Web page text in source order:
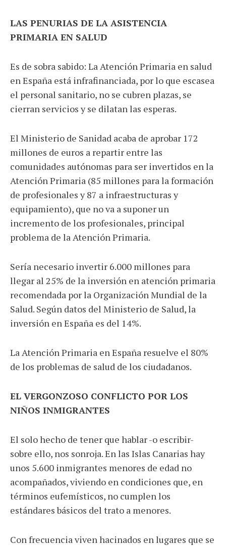
LAS PENURIAS DE LA ASISTENCIA
PRIMARIA EN SALUD
Es de sobra sabido: La Atención Primaria en salud
en España está infrafinanciada, por lo que escasea
el personal sanitario, no se cubren plazas, se
cierran servicios y se dilatan las esperas.
El Ministerio de Sanidad acaba de aprobar 172
millones de euros a repartir entre las
comunidades autónomas para ser invertidos en la
Atención Primaria (85 millones para la formación
de profesionales y 87 a infraestructuras y
equipamiento), que no va a suponer un
incremento de los profesionales, principal
problema de la Atención Primaria.
Sería necesario invertir 6.000 millones para
llegar al 25% de la inversión en atención primaria
recomendada por la Organización Mundial de la
Salud. Según datos del Ministerio de Salud, la
inversión en España es del 14%.
La Atención Primaria en España resuelve el 80%
de los problemas de salud de los ciudadanos.
EL VERGONZOSO CONFLICTO POR LOS
NIÑOS INMIGRANTES
El solo hecho de tener que hablar -o escribir-
sobre ello, nos sonroja. En las Islas Canarias hay
unos 5.600 inmigrantes menores de edad no
acompañados, viviendo en condiciones que, en
términos eufemísticos, no cumplen los
estándares básicos del trato a menores.
Con frecuencia viven hacinados en lugares que se